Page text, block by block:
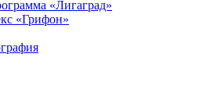
«Лигаград»­­
«Грифон»